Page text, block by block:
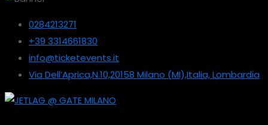
0284213271
+39 3314661830
info@ticketevents.it
Via Dell’Aprica,N.10,20158 Milano (MI),Italia, Lombardia